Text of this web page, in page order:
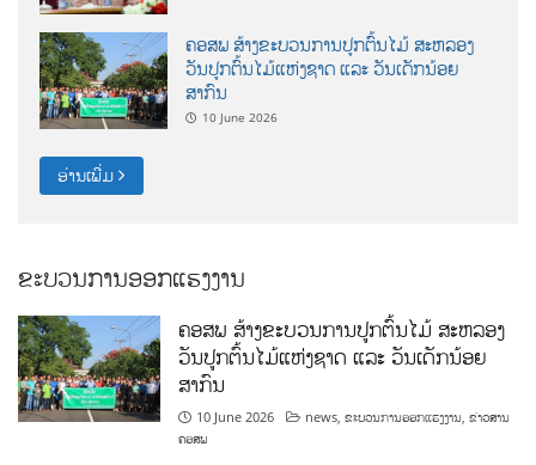
ຄອສພ ສ້າງຂະບວນການປູກຕົ້ນໄມ້ ສະຫລອງ
ວັນປູກຕົ້ນໄມ້ແຫ່ງຊາດ ແລະ ວັນເດັກນ້ອຍ
ສາກົນ
10 June 2026
ອ່ານເພີ່ມ
ຂະບວນການອອກແຮງງານ
ຄອສພ ສ້າງຂະບວນການປູກຕົ້ນໄມ້ ສະຫລອງ
ວັນປູກຕົ້ນໄມ້ແຫ່ງຊາດ ແລະ ວັນເດັກນ້ອຍ
ສາກົນ
10 June 2026 news,ຂະບວນການອອກແຮງງານ,ຂ່າວສານ
ຄອສພ